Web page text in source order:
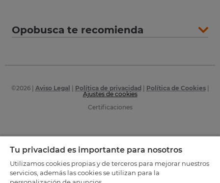
Opobusca te recomienda
©2026| Aviso Legal Política de privacidad Política de Cookies|
Ajustes de cookies
Certificaciones
Tu privacidad es importante para nosotros
Utilizamos cookies propias y de terceros para mejorar nuestros
servicios, además las cookies se utilizan para la